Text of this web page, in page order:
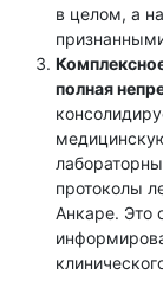
в целом, а
полная
протоколы
Анкаре. Это